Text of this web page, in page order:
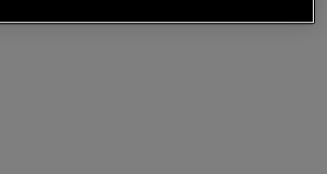
dieses Produkt